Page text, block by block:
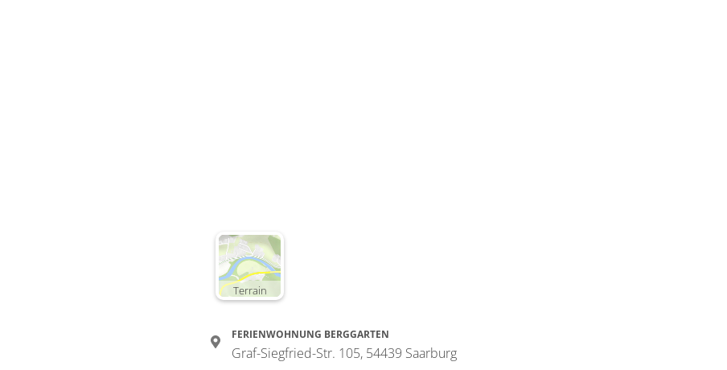
Terrain
FERIENWOHNUNG BERGGARTEN
Graf-Siegfried-Str. 105, 54439 Saarburg